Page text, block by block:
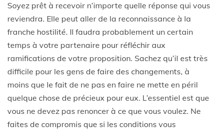
Soyez prêt à recevoir n’importe quelle réponse qui vous
reviendra. Elle peut aller de la reconnaissance à la
franche hostilité. Il faudra probablement un certain
temps à votre partenaire pour réfléchir aux
ramifications de votre proposition. Sachez qu’il est très
difficile pour les gens de faire des changements, à
moins que le fait de ne pas en faire ne mette en péril
quelque chose de précieux pour eux. L’essentiel est que
vous ne devez pas renoncer à ce que vous voulez. Ne
faites de compromis que si les conditions vous